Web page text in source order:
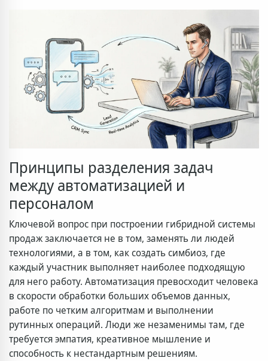
Принципы разделения задач
между автоматизацией и
персоналом
Ключевой вопрос при построении гибридной системы
продаж заключается не в том, заменять ли людей
технологиями, а в том, как создать симбиоз, где
каждый участник выполняет наиболее подходящую
для него работу. Автоматизация превосходит человека
в скорости обработки больших объемов данных,
работе по четким алгоритмам и выполнении
рутинных операций. Люди же незаменимы там, где
требуется эмпатия, креативное мышление и
способность к нестандартным решениям.